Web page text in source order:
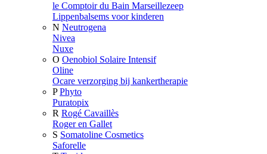
le Comptoir du Bain Marseillezeep
Lippenbalsems voor kinderen
N Neutrogena
Nivea
Nuxe
O Oenobiol Solaire Intensif
Oline
Ocare verzorging bij kankertherapie
P Phyto
Puratopix
R Rogé Cavaillès
Roger en Gallet
S Somatoline Cosmetics
Saforelle